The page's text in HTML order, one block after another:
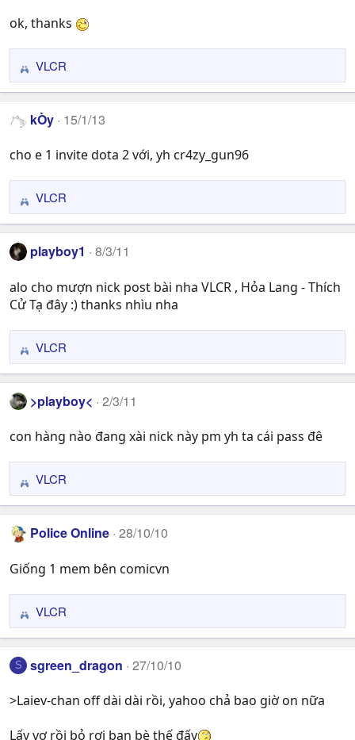
i
s
:
ok, thanks
R
e
a
c
i
s
:
VLCR
kÒy 15/1/13
cho e 1 invite dota 2 với, yh cr4zy_gun96
R
e
a
c
i
o
VLCR
playboy1 8/3/11
alo cho mượn nick post bài nha VLCR , Hỏa Lang - Thích
Cử Tạ đây :) thanks nhìu nha
R
e
a
c
i
s
:
VLCR
>playboy< 2/3/11
con hàng nào đang xài nick này pm yh ta cái pass đê
R
e
a
c
i
s
:
VLCR
Police Online 28/10/10
Giống 1 mem bên comicvn
R
e
a
c
i
n
VLCR
S sgreen_dragon 27/10/10
>Laiev-chan off dài dài rồi, yahoo chả bao giờ on nữa
Lấy vợ rồi bỏ rơi bạn bè thế đấy